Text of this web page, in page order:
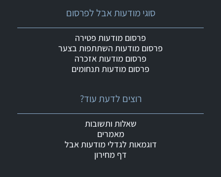
רוצים לדעת עוד?
שאלות ותשובות
מאמרים
דוגמאות לגדלי מודעות אבל
דף מחירון
סוגי מודעות אבל לפרסום
פרסום מודעות פטירה
פרסום מודעות השתתפות בצער
פרסום מודעות אזכרה
פרסום מודעות תנחומים